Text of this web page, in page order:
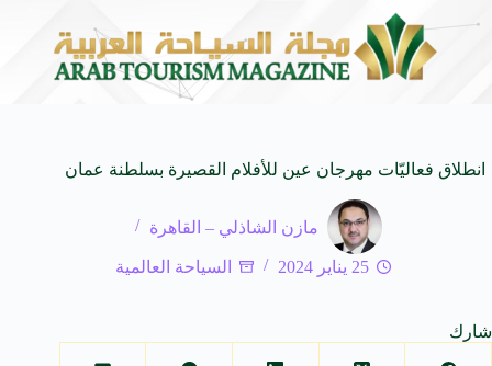
بجمهورهً 6 أغسطس 2026 زايتشيكوف يستقبل وفد الطلاب
انطلاق فعاليّات مهرجان عين للأفلام القصيرة بسلطنة عمان
مازن الشاذلي – القاهرة
25 يناير 2024 السياحة العالمية
شارك